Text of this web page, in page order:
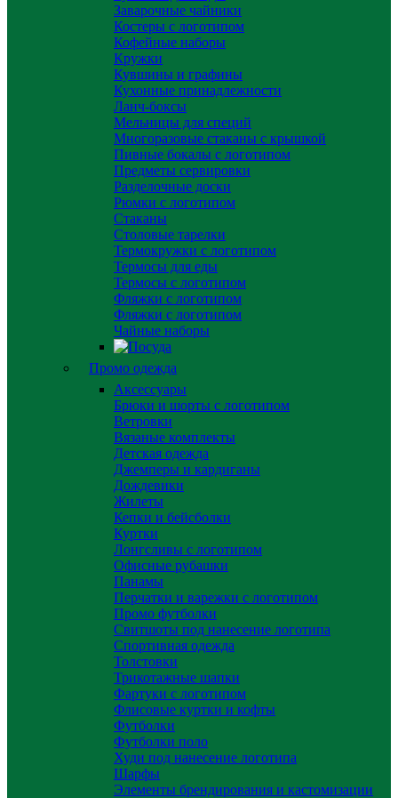
Заварочные чайники
Костеры с логотипом
Кофейные наборы
Кружки
Кувшины и графины
Кухонные принадлежности
Ланч-боксы
Мельницы для специй
Многоразовые стаканы с крышкой
Пивные бокалы с логотипом
Предметы сервировки
Разделочные доски
Рюмки с логотипом
Стаканы
Столовые тарелки
Термокружки с логотипом
Термосы для еды
Термосы с логотипом
Фляжки с логотипом
Фляжки с логотипом
Чайные наборы
Промо одежда
Аксессуары
Брюки и шорты с логотипом
Ветровки
Вязаные комплекты
Детская одежда
Джемперы и кардиганы
Дождевики
Жилеты
Кепки и бейсболки
Куртки
Лонгсливы с логотипом
Офисные рубашки
Панамы
Перчатки и варежки с логотипом
Промо футболки
Свитшоты под нанесение логотипа
Спортивная одежда
Толстовки
Трикотажные шапки
Фартуки с логотипом
Флисовые куртки и кофты
Футболки
Футболки поло
Худи под нанесение логотипа
Шарфы
Элементы брендирования и кастомизации